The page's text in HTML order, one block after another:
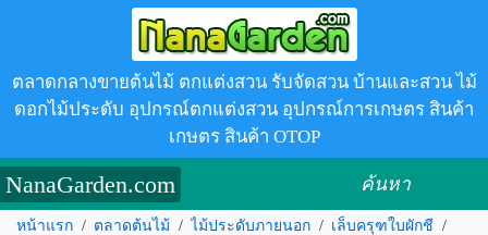
ตลาดกลางขายต้นไม้ ตกแต่งสวน รับจัดสวน บ้านและสวน ไม้
ดอกไม้ประดับ อุปกรณ์ตกแต่งสวน อุปกรณ์การเกษตร สินค้า
เกษตร สินค้า OTOP
NanaGarden.com ค้นหา
หน้าแรก / ตลาดต้นไม้ / ไม้ประดับภายนอก / เล็บครุฑใบผักชี /